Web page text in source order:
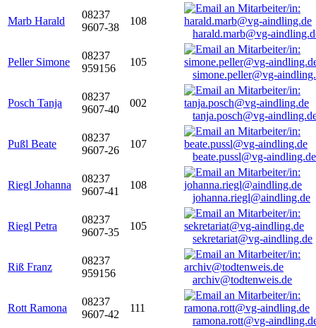
Marb Harald
08237
9607-38
108
harald.marb@vg-
Peller Simone
08237
959156
105
simone.peller@vg-
Posch Tanja
08237
9607-40
002
tanja.posch@vg-
Pußl Beate
08237
9607-26
107
beate.pussl@vg-aindling.de
Riegl Johanna
08237
9607-41
108
johanna.riegl@aindling.de
Riegl Petra
08237
9607-35
105
sekretariat@vg-aindling.de
Riß Franz
08237
959156
archiv@todtenweis.de
Rott Ramona
08237
9607-42
111
ramona.rott@vg-